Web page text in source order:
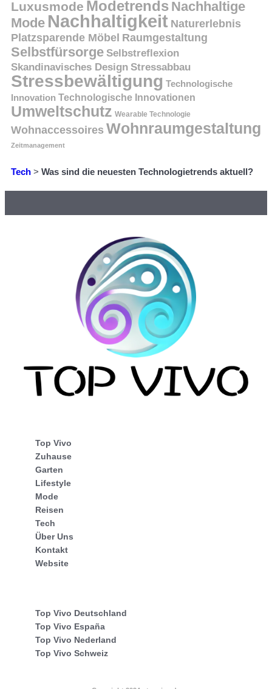
Luxusmode Modetrends Nachhaltige
Mode Nachhaltigkeit Naturerlebnis
Platzsparende Möbel Raumgestaltung
Selbstfürsorge Selbstreflexion
Skandinavisches Design Stressabbau
Stressbewältigung Technologische
Innovation Technologische Innovationen
Umweltschutz Wearable Technologie
Wohnaccessoires Wohnraumgestaltung
Zeitmanagement
Tech > Was sind die neuesten Technologietrends aktuell?
Top Vivo
Zuhause
Garten
Lifestyle
Mode
Reisen
Tech
Über Uns
Kontakt
Website
Top Vivo Deutschland
Top Vivo España
Top Vivo Nederland
Top Vivo Schweiz